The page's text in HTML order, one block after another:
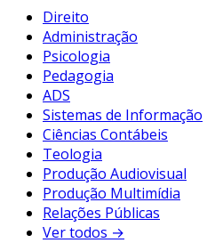
Direito
Administração
Psicologia
Pedagogia
ADS
Sistemas de Informação
Ciências Contábeis
Teologia
Produção Audiovisual
Produção Multimídia
Relações Públicas
Ver todos →